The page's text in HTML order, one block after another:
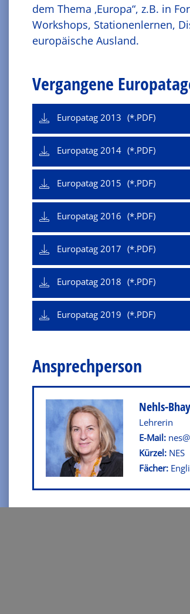
dem Thema ‚Europa“, z.B. in
Workshops, Stationenlernen,
europäische Ausland.
Vergangene
Europatag 2013
Europatag 2014
Europatag 2015
Europatag 2016
Europatag 2017
Europatag 2018
Europatag 2019
Ansprechperson
Nehls-
Leh­re­rin
E-Mail:
Kürzel: NES
Fä­cher: